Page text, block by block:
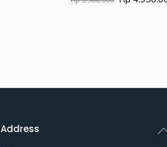
Address